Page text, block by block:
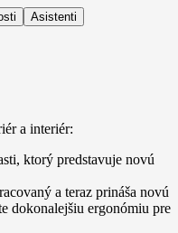
Asistenti
a interiér:
ktorý predstavuje novú
a teraz prináša novú
dokonalejšiu ergonómiu pre